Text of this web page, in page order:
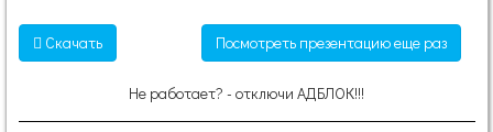
Скачать Посмотреть презентацию еще раз
Не работает? - отключи АДБЛОК!!!